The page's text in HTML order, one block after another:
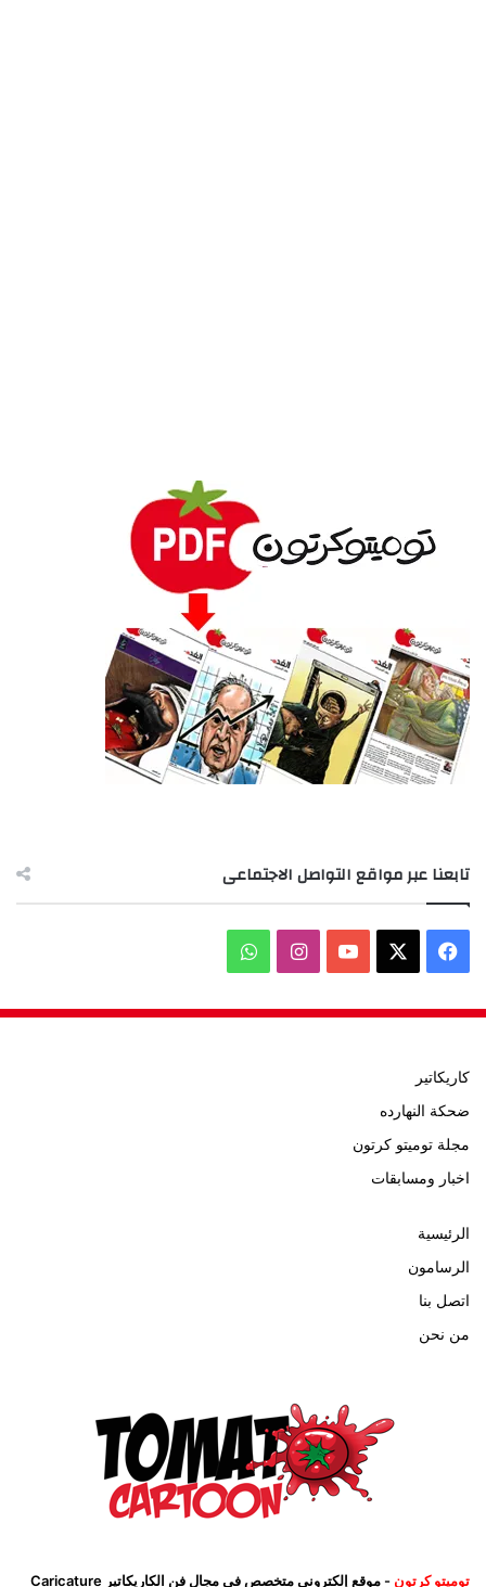
تابعنا عبر مواقع التواصل الاجتماعى
فيسبوك ‫YouTubeانستقرامواتساب
كاريكاتير
ضحكة النهارده
مجلة توميتو كرتون
اخبار ومسابقات
الرئيسية
الرسامون
اتصل بنا
من نحن
توميتو كرتون - موقع إلكتروني متخصص في مجال فن الكاريكاتير Caricature